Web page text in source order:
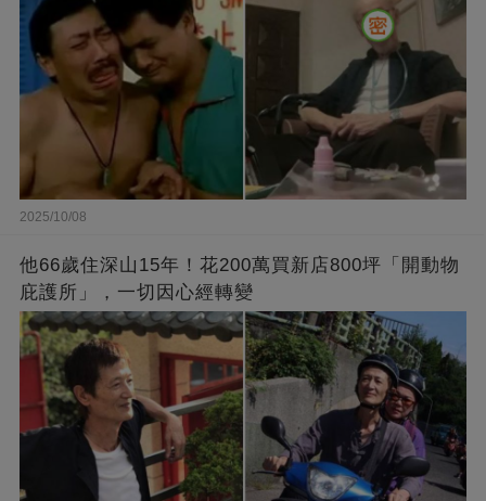
2025/10/08
他66歲住深山15年！花200萬買新店800坪「開動物
庇護所」，一切因心經轉變